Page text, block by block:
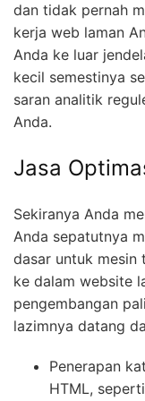
dan tidak pernah
kerja web laman
Anda ke luar
kecil semestinya
saran analitik
Anda.
Jasa
Sekiranya Anda
Anda sepatutnya
dasar untuk mesin
ke dalam website
pengembangan
lazimnya datang
Penerapan
HTML,